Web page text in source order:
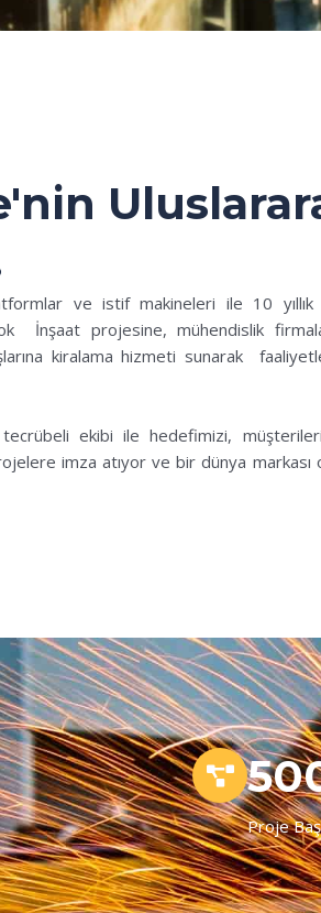
ve istif makineleri ile 10 yıllık
İnşaat projesine, mühendislik
kiralama hizmeti sunarak
ekibi ile hedefimizi,
imza atıyor ve bir dünya markası
Proje